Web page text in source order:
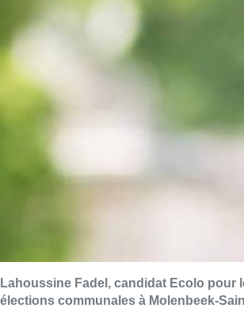
Lahoussine Fadel, candidat Ecolo pour
élections communales à Molenbeek-